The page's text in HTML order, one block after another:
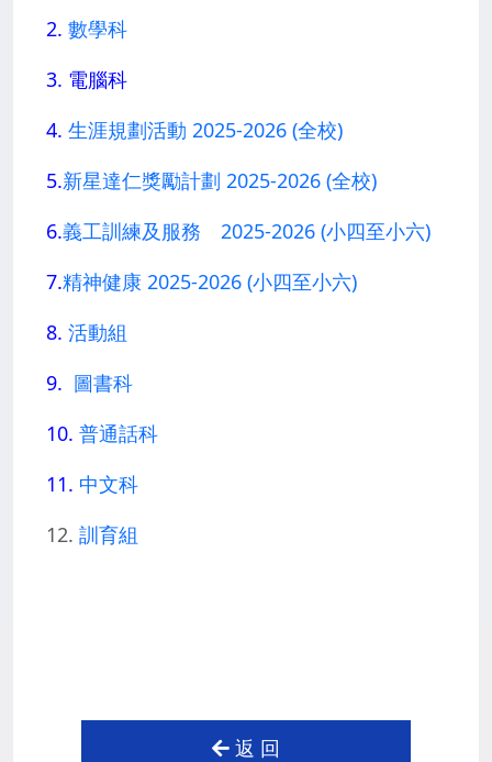
2. 數學科
3. 電腦科
4. 生涯規劃活動 2025-2026 (全校)
5.新星達仁獎勵計劃 2025-2026 (全校)
6.義工訓練及服務 2025-2026 (小四至小六)
7.精神健康 2025-2026 (小四至小六)
8. 活動組
9. 圖書科
10. 普通話科
11. 中文科
12. 訓育組
返 回